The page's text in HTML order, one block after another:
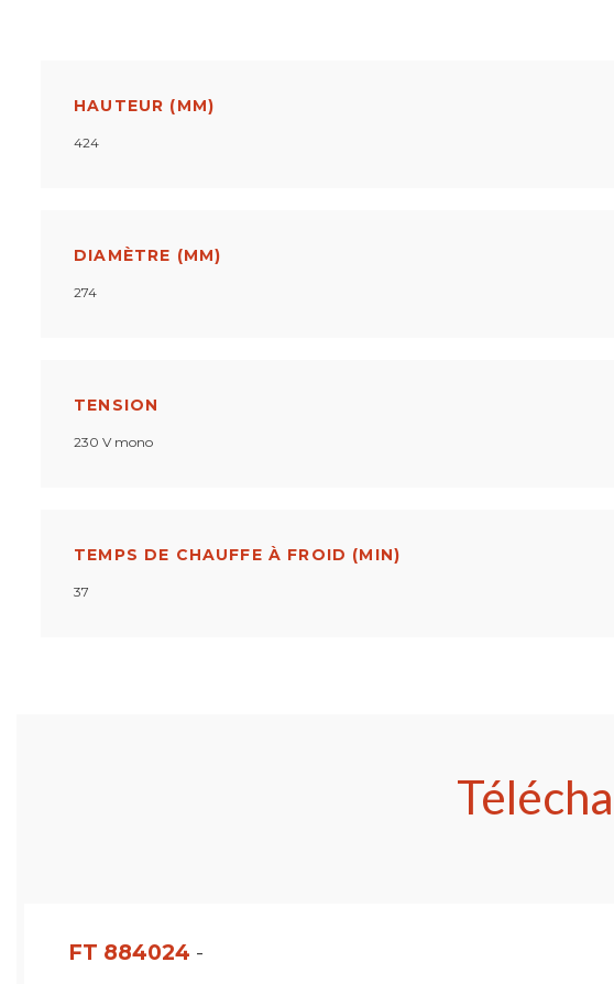
HAUTEUR (MM)
424
DIAMÈTRE (MM)
274
TENSION
230 V mono
TEMPS DE CHAUFFE À FROID (MIN)
37
FT 884024 -